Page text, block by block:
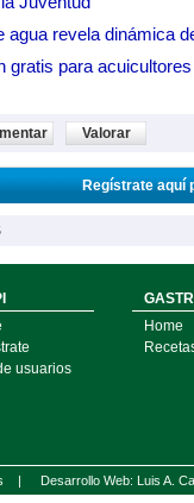
agua revela dinámica
gratis para
Valorar
Regístrate aquí
usuarios
Home
| Desarrollo Web: Luis